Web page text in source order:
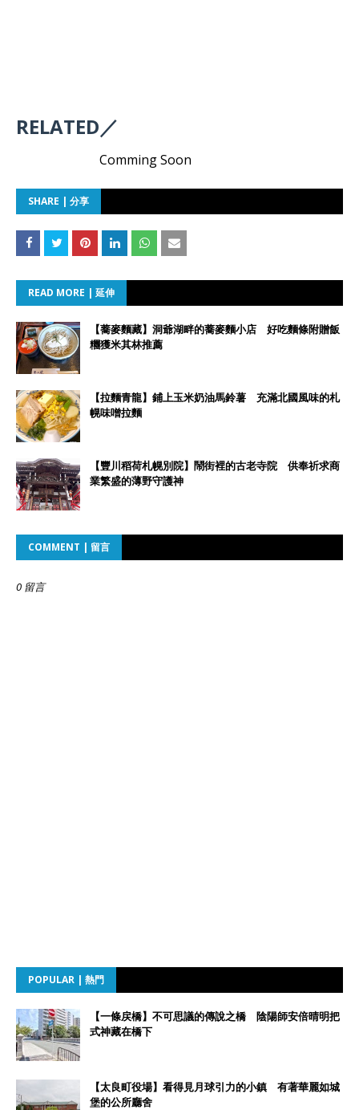
RELATED／
Comming Soon
SHARE | 分享
READ MORE | 延伸
【蕎麥麵藏】洞爺湖畔的蕎麥麵小店 好吃麵條附贈飯
糰獲米其林推薦
【拉麵青龍】鋪上玉米奶油馬鈴薯 充滿北國風味的札
幌味噌拉麵
【豐川稻荷札幌別院】鬧街裡的古老寺院 供奉祈求商
業繁盛的薄野守護神
COMMENT | 留言
0 留言
POPULAR | 熱門
【一條戻橋】不可思議的傳說之橋 陰陽師安倍晴明把
式神藏在橋下
【太良町役場】看得見月球引力的小鎮 有著華麗如城
堡的公所廳舍